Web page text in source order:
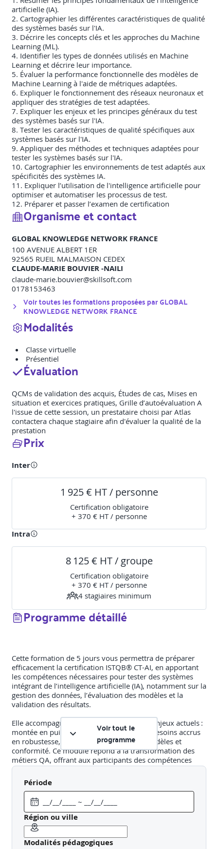
artificielle (IA).
2. Cartographier les différentes caractéristiques de qualité
des systèmes basés sur l'IA.
3. Décrire les concepts clés et les approches du Machine
Learning (ML).
4. Identifier les types de données utilisés en Machine
Learning et décrire leur importance.
5. Évaluer la performance fonctionnelle des modèles de
Machine Learning à l'aide de métriques adaptées.
6. Expliquer le fonctionnement des réseaux neuronaux et
appliquer des stratégies de test adaptées.
7. Expliquer les enjeux et les principes généraux du test
des systèmes basés sur l'IA.
8. Tester les caractéristiques de qualité spécifiques aux
systèmes basés sur l'IA.
9. Appliquer des méthodes et techniques adaptées pour
tester les systèmes basés sur l'IA.
10. Cartographier les environnements de test adaptés aux
spécificités des systèmes IA.
11. Expliquer l’utilisation de l'intelligence artificielle pour
optimiser et automatiser les processus de test.
12. Préparer et passer l’examen de certification
Organisme et contact
GLOBAL KNOWLEDGE NETWORK FRANCE
100 AVENUE ALBERT 1ER
92565 RUEIL MALMAISON CEDEX
CLAUDE-MARIE BOUVIER -NAILI
claude-marie.bouvier@skillsoft.com
0178153463
Voir toutes les formations proposées parGLOBAL
KNOWLEDGE NETWORK FRANCE
Modalités
Classe virtuelle
Présentiel
Évaluation
QCMs de validation des acquis, Études de cas, Mises en
situation et exercices pratiques, Grille d’autoévaluation A
l'issue de cette session, un prestataire choisi par Atlas
contactera chaque stagiaire afin d'évaluer la qualité de la
prestation
Prix
Inter
1 925 € HT / personne
Certification obligatoire
+ 370 € HT / personne
Intra
8 125 € HT / groupe
Certification obligatoire
+ 370 € HT / personne
4 stagiaires minimum
Programme détaillé
Cette formation de 5 jours vous permettra de préparer
efficacement la certification ISTQB® CT-AI, en apportant
les compétences nécessaires pour tester des systèmes
intégrant de l’intelligence artificielle (IA), notamment sur la
gestion des données, l’évaluation des modèles et la
validation des résultats.
Elle accompagne les participants face aux enjeux actuels :
montée en puissance des applications IA, besoins accrus
en robustesse, explicabilité, qualité des modèles et
conformité. Ce module répond à la transformation des
métiers QA, offrant aux participants des compétences
stratégiques pour aborder des projets innovants,
sécuriser les processus de test et évoluer vers des rôles à
forte valeur ajoutée.
Objectifs opérationnels (mise en œuvre pratique)
Évaluer la performance fonctionnelle des modèles
avec des métriques adaptées
Tester les caractéristiques « qualité » spécifiques aux
Voir tout le
programme
Période
Région ou ville
Modalités pédagogiques